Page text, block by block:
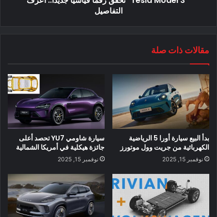
وبحسب ما ورد أشار مهندسو فورد إلى أن الاستطلاعات التي أجريت
بين الموظفين الذين تمكنوا من الوصول إلى Mach-E ذكرت أن
هناك بالفعل الكثير من الاجراس والتنبيهات في السيارة. مع أخذ ذلك
في الاعتبار ، يبدو أن التنبيهات الصوتية لـ Ford Co-Pilot360 كانت
من بين تلك التي تم وقفها من أجل الإصدار العام لـ Mach-E.
ربما كان الجزء الأكثر إثارة للاهتمام في اختبار Mach-E’s Co-
ما إذا كان جناح مساعدة السائق في Ford سينفصل. من المدهش
تمامًا أن Mach-E ظل غير مرتبك. اكتشفت السيارة أن حزام الأمان
قد تم فكه ، لكن Co-Pilot360 كان لا يزال نشطًا.
التفاصيل
مقالات ذات صلة
بدأ البيع سيارة أورا 5 الرياضية
الكهربائية من جريت وول موتورز
نوفمبر 15, 2025
سيارة شاومي YU7 تحصد أعلى
جائزة هيكلية في أمريكا الشمالية
نوفمبر 15, 2025